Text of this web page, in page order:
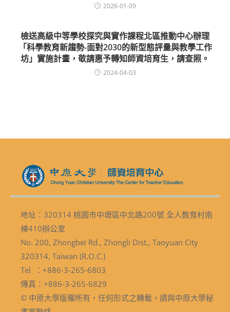
2026-01-09
檢送高級中等學校探究與實作課程北區推動中心辦理
「科學教育新趨勢-面對2030的新型態評量與教學工作
坊」實施計畫，敬請惠予轉知師資培育生，請查照。
2024-04-03
地址：320314 桃園市中壢區中北路200號 全人教育村南
棟410辦公室
No. 200, Zhongbei Rd., Zhongli Dist., Taoyuan City
320314, Taiwan (R.O.C.)
Tel ：+886-3-265-6803
傳真：+886-3-265-6829
© 中原大學版權所有，任何形式之轉載，請與中原大學秘